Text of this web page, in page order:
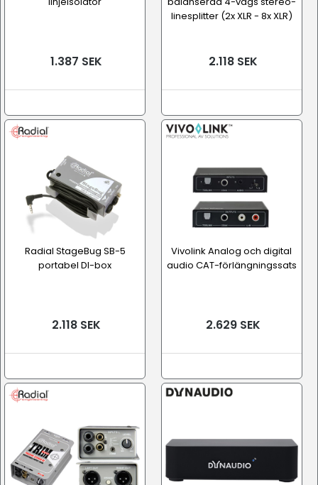
1.387 SEK
linesplitter (2x XLR - 8x XLR)
2.118 SEK
Radial StageBug SB-5
portabel DI-box
2.118 SEK
Vivolink Analog och digital
audio CAT-förlängningssats
2.629 SEK